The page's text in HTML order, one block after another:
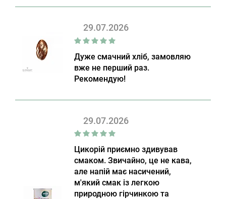
29.07.2026
Дуже смачний хліб, замовляю
вже не перший раз.
Рекомендую!
29.07.2026
Цикорій приємно здивував
смаком. Звичайно, це не кава,
але напій має насичений,
м'який смак із легкою
природною гірчинкою та